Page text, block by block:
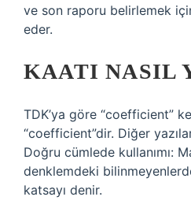
ve son raporu belirlemek
eder.
KAATI NASIL
TDK’ya göre “coefficient”
“coefficient”dir. Diğer
Doğru cümlede kullanımı:
denklemdeki
katsayı denir.